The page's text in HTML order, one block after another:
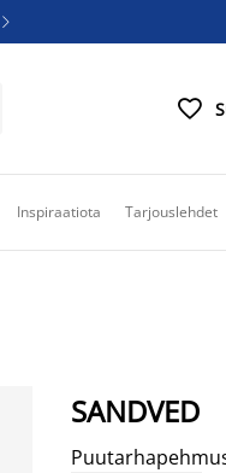


Inspiraatiota Tarjouslehdet
SANDVED